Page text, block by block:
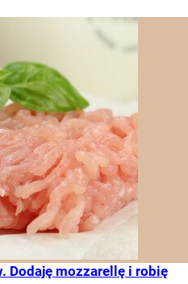
Dodaję mozzarellę i robię